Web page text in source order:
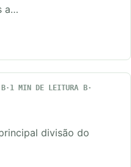
a…
1 MIN DE LEITURA
divisão do